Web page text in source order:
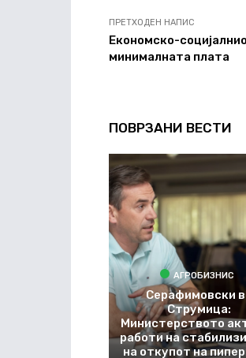
ПРЕТХОДЕН НАПИС
Економско-
минималната плата
ПОВРЗАНИ ВЕСТИ
АГРОБИЗНИС
Серафимовски
Струмица:
Министерството
работи на
на откупот на